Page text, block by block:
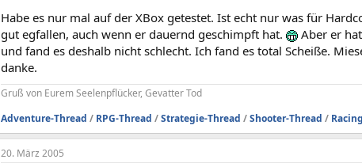
Habe es nur mal auf der XBox getestet. Ist echt nur was für
gut egfallen, auch wenn er dauernd geschimpft hat.
Aber er
und fand es deshalb nicht schlecht. Ich fand es total Scheiße.
danke.
Gruß von Eurem Seelenpflücker, Gevatter Tod
Adventure-Thread / RPG-Thread /Strategie-Thread /Shooter-Thread /
20. März 2005